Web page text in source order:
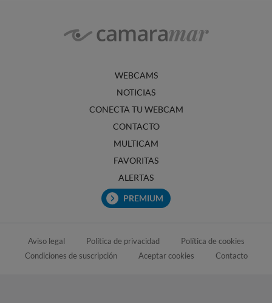
WEBCAMS
NOTICIAS
CONECTA TU WEBCAM
CONTACTO
MULTICAM
FAVORITAS
ALERTAS
PREMIUM
Aviso legal Política de privacidad
Política de cookies
Condiciones de suscripción
Aceptar cookies Contacto